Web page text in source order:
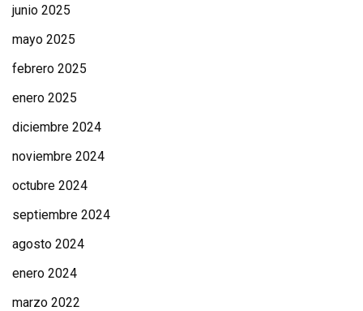
junio 2025
mayo 2025
febrero 2025
enero 2025
diciembre 2024
noviembre 2024
octubre 2024
septiembre 2024
agosto 2024
enero 2024
marzo 2022